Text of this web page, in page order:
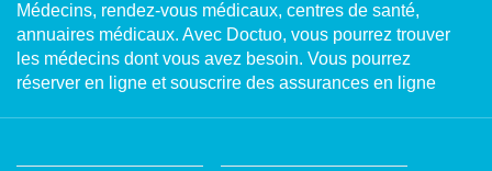
Médecins, rendez-vous médicaux, centres de santé,
annuaires médicaux. Avec Doctuo, vous pourrez trouver
les médecins dont vous avez besoin. Vous pourrez
réserver en ligne et souscrire des assurances en ligne